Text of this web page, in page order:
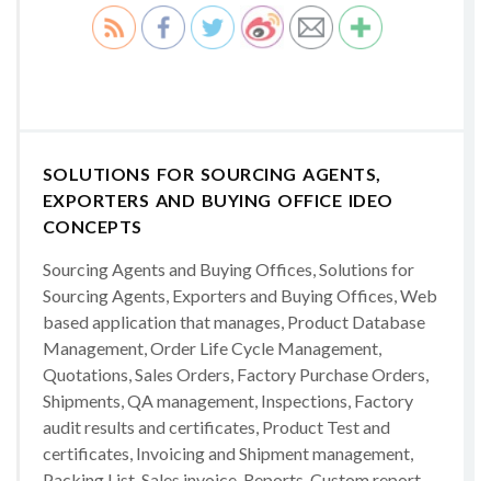
SOLUTIONS FOR SOURCING AGENTS,
EXPORTERS AND BUYING OFFICE IDEO
CONCEPTS
Sourcing Agents and Buying Offices, Solutions for
Sourcing Agents, Exporters and Buying Offices, Web
based application that manages, Product Database
Management, Order Life Cycle Management,
Quotations, Sales Orders, Factory Purchase Orders,
Shipments, QA management, Inspections, Factory
audit results and certificates, Product Test and
certificates, Invoicing and Shipment management,